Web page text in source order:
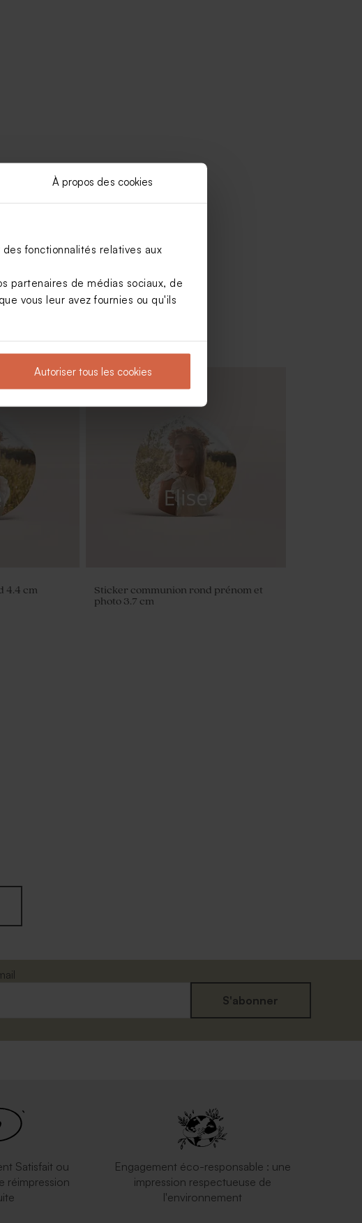
À propos des cookies
fonctionnalités relatives aux
partenaires de médias sociaux, de
vous leur avez fournies ou qu'ils
Autoriser tous les cookies
Guirlande communion Olivia
4.4 cm
Sticker communion rond prénom et
photo 3.7 cm
S'abonner
Satisfait ou
réimpression
Engagement éco-responsable : une
impression respectueuse de
l'environnement